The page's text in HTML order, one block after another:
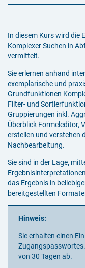
In diesem Kurs wird die
Komplexer Suchen in
vermittelt.
Sie erlernen anhand
exemplarische und
Grundfunktionen
Filter- und
Gruppierungen inkl.
Überblick Formeleditor,
erstellen und verstehen
Nachbearbeitung.
Sie sind in der Lage,
das Ergebnis in
bereitgestellten
Hinweis:
Sie erhalten einen
von 30 Tagen ab.